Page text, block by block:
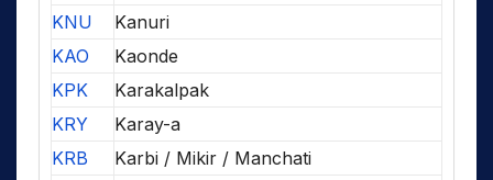
KNU
Kanuri
KAO
Kaonde
KPK
Karakalpak
KRY
Karay-a
KRB
Karbi / Mikir / Manchati